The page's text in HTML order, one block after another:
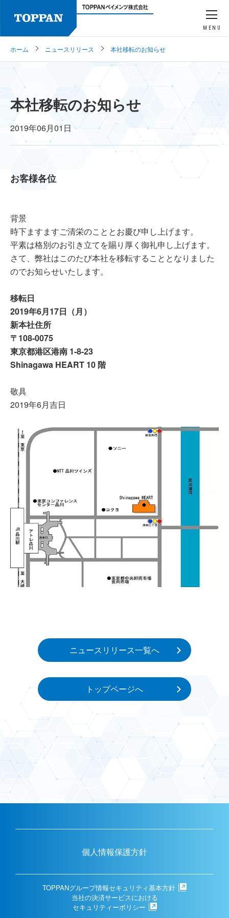
MENU
ホーム ニュースリリース 本社移転のお知らせ
本社移転のお知らせ
2019年06月01日
お客様各位
背景
時下ますますご清栄のこととお慶び申し上げます。
平素は格別のお引き立てを賜り厚く御礼申し上げます。
さて、弊社はこのたび本社を移転することとなりました
のでお知らせいたします。
移転日
2019年6月17日（月）
新本社住所
〒108-0075
東京都港区港南 1-8-23
Shinagawa HEART 10 階
敬具
2019年6月吉日
ニュースリリース一覧へ
トップページへ
個人情報保護方針
TOPPANグループ情報セキュリティ基本方針
当社の決済サービスにおける
セキュリティーポリシー